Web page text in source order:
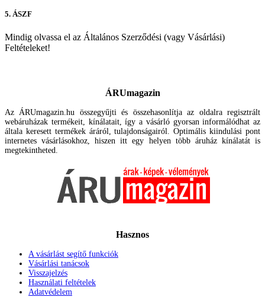
5. ÁSZF
Mindig olvassa el az Általános Szerződési (vagy Vásárlási)
Feltételeket!
ÁRUmagazin
Az ÁRUmagazin.hu összegyűjti és összehasonlítja az oldalra regisztrált
webáruházak termékeit, kínálatait, így a vásárló gyorsan informálódhat az
általa keresett termékek áráról, tulajdonságairól. Optimális kiindulási pont
internetes vásárlásokhoz, hiszen itt egy helyen több áruház kínálatát is
megtekintheted.
Hasznos
A vásárlást segítő funkciók
Vásárlási tanácsok
Visszajelzés
Használati feltételek
Adatvédelem